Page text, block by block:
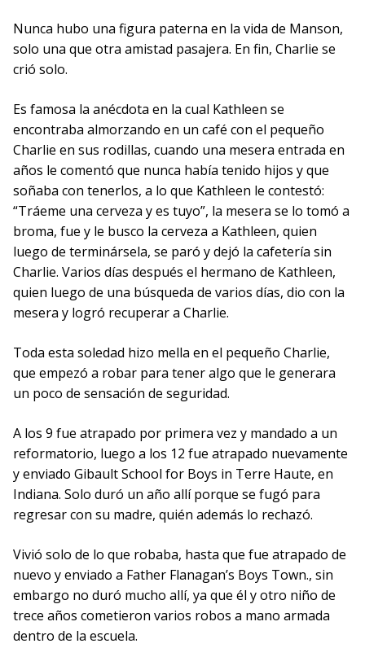
Nunca hubo una figura paterna en la vida de Manson,
solo una que otra amistad pasajera. En fin, Charlie se
crió solo.
Es famosa la anécdota en la cual Kathleen se
encontraba almorzando en un café con el pequeño
Charlie en sus rodillas, cuando una mesera entrada en
años le comentó que nunca había tenido hijos y que
soñaba con tenerlos, a lo que Kathleen le contestó:
“Tráeme una cerveza y es tuyo”, la mesera se lo tomó a
broma, fue y le busco la cerveza a Kathleen, quien
luego de terminársela, se paró y dejó la cafetería sin
Charlie. Varios días después el hermano de Kathleen,
quien luego de una búsqueda de varios días, dio con la
mesera y logró recuperar a Charlie.
Toda esta soledad hizo mella en el pequeño Charlie,
que empezó a robar para tener algo que le generara
un poco de sensación de seguridad.
A los 9 fue atrapado por primera vez y mandado a un
reformatorio, luego a los 12 fue atrapado nuevamente
y enviado Gibault School for Boys in Terre Haute, en
Indiana. Solo duró un año allí porque se fugó para
regresar con su madre, quién además lo rechazó.
Vivió solo de lo que robaba, hasta que fue atrapado de
nuevo y enviado a Father Flanagan’s Boys Town., sin
embargo no duró mucho allí, ya que él y otro niño de
trece años cometieron varios robos a mano armada
dentro de la escuela.